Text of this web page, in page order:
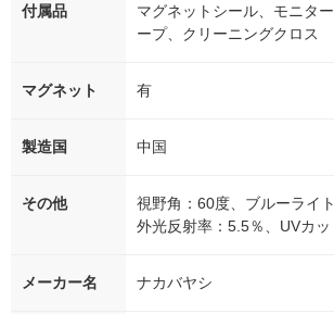
付属品
マグネットシール、モニタ
ープ、クリーニングクロス
マグネット 有
製造国 中国
その他
視野角：60度、ブルーライ
外光反射率：5.5％、UVカッ
メーカー名 ナカバヤシ